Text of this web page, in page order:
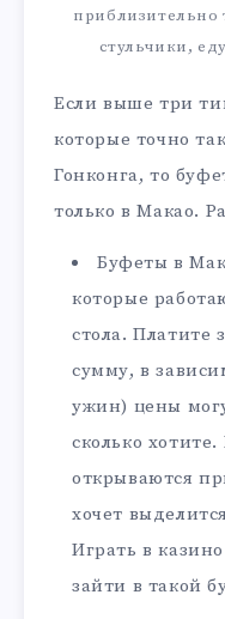
приблизительно
стульчики,
Если выше три
которые точно
Гонконга, то
только в Макао.
Буфеты в
которые
стола. Платите
сумму, в
ужин) цены
сколько
открываются
хочет
Играть в
зайти в такой